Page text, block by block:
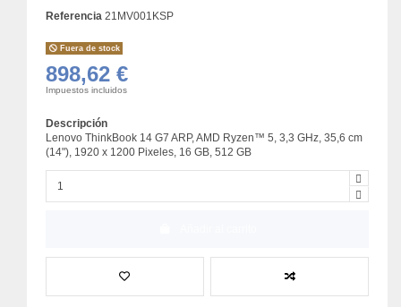
Referencia 21MV001KSP
Fuera de stock
898,62 €
Impuestos incluidos
Descripción
Lenovo ThinkBook 14 G7 ARP, AMD Ryzen™ 5, 3,3 GHz, 35,6 cm
(14"), 1920 x 1200 Pixeles, 16 GB, 512 GB